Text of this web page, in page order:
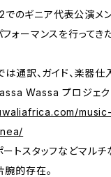
でのギニア代表公演メ
ォーマンスを行ってき
は通訳、ガイド、楽器
Wassa プロジェク
トスタッフなどマルチ
的存在。